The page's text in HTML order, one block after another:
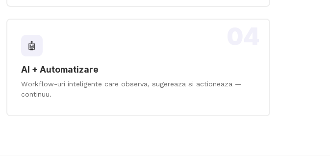
🤖
AI + Automatizare
Workflow-uri inteligente care observa, sugereaza si actioneaza —
continuu.